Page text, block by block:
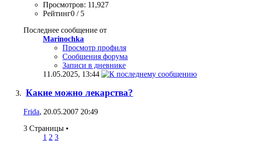
Просмотров: 11,927
Рейтинг0 / 5
Последнее сообщение от
Marinochka
Просмотр профиля
Сообщения форума
Записи в дневнике
11.05.2025, 13:44
Какие можно лекарства?
Frida, 20.05.2007 20:49
3 Страницы •
1 2 3